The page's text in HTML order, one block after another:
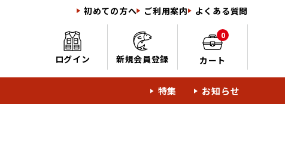
初めての方へ ご利用案内 よくある質問
ログイン 新規会員登録
0
カート
特集 お知らせ